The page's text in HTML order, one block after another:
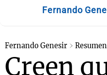
Fernando
Fernando Genesir
Creen